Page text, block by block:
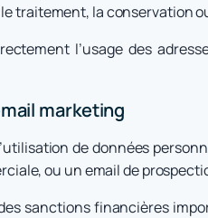
traitement, la conservation
l’usage des
marketing
de données
ou un email de
sanctions financières